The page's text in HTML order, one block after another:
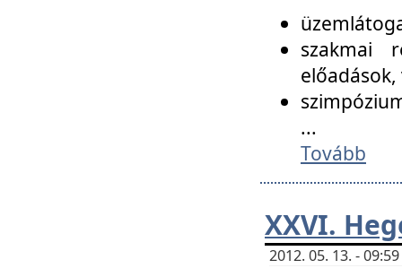
szakmai
...
Tovább
XXVI.
2012. 05. 13. -